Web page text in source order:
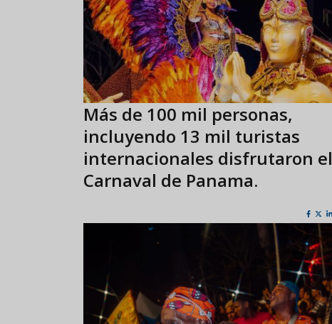
Más de 100 mil personas,
incluyendo 13 mil turistas
internacionales disfrutaron el
Carnaval de Panama.